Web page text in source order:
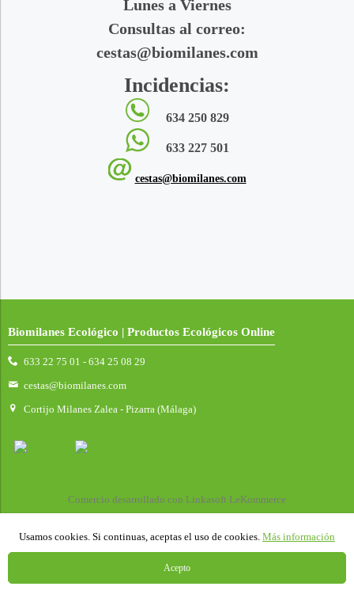
Usamos cookies. Si continuas, aceptas el uso de cookies. Más información
Acepto
Lunes a Viernes
Consultas al correo:
cestas@biomilanes.com
Incidencias:
634 250 829
633 227 501
cestas@biomilanes.com
Biomilanes Ecológico | Productos Ecológicos Online
633 22 75 01 - 634 25 08 29
cestas@biomilanes.com
Cortijo Milanes Zalea - Pizarra (Málaga)
Comercio desarrollado con Linkasoft LeKommerce